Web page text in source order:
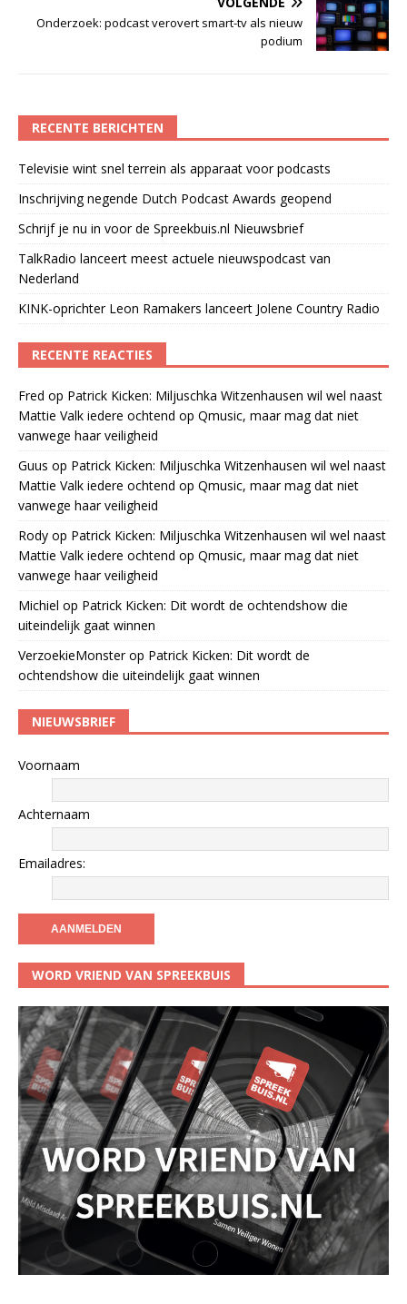
Onderzoek: podcast verovert smart-tv als nieuw
podium
RECENTE BERICHTEN
Televisie wint snel terrein als apparaat voor podcasts
Inschrijving negende Dutch Podcast Awards geopend
Schrijf je nu in voor de Spreekbuis.nl Nieuwsbrief
TalkRadio lanceert meest actuele nieuwspodcast van
Nederland
KINK-oprichter Leon Ramakers lanceert Jolene Country Radio
RECENTE REACTIES
Fred op Patrick Kicken: Miljuschka Witzenhausen wil wel naast
Mattie Valk iedere ochtend op Qmusic, maar mag dat niet
vanwege haar veiligheid
Guus op Patrick Kicken: Miljuschka Witzenhausen wil wel naast
Mattie Valk iedere ochtend op Qmusic, maar mag dat niet
vanwege haar veiligheid
Rody op Patrick Kicken: Miljuschka Witzenhausen wil wel naast
Mattie Valk iedere ochtend op Qmusic, maar mag dat niet
vanwege haar veiligheid
Michiel op Patrick Kicken: Dit wordt de ochtendshow die
uiteindelijk gaat winnen
VerzoekieMonsterop Patrick Kicken: Dit wordt de
ochtendshow die uiteindelijk gaat winnen
NIEUWSBRIEF
Voornaam
Achternaam
Emailadres:
WORD VRIEND VAN SPREEKBUIS